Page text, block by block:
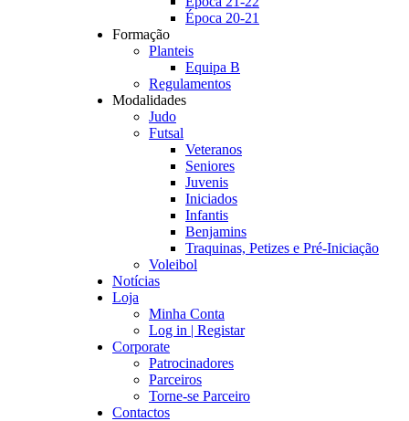
Época 20-21
Formação
Planteis
Equipa B
Regulamentos
Modalidades
Judo
Futsal
Veteranos
Seniores
Juvenis
Iniciados
Infantis
Benjamins
Traquinas, Petizes e Pré-Iniciação
Voleibol
Notícias
Loja
Minha Conta
Log in | Registar
Corporate
Patrocinadores
Parceiros
Torne-se Parceiro
Contactos